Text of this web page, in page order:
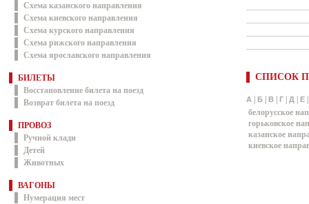
Схема казанского направления
Схема киевского направления
Схема курского направления
Схема рижского направления
Схема ярославского направления
БИЛЕТЫ
Восстановление билета на поезд
Возврат билета на поезд
ПРОВОЗ
Ручной клади
Детей
Животных
ВАГОНЫ
Нумерация мест
СПИСОК
А Б В Г Д Е
белорусское
горьковское
казанское
киевское